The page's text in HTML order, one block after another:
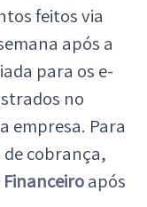
feitos via
após a
para os e-
no
empresa. Para
cobrança,
após